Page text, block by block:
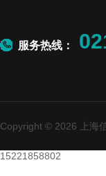
服务热线：
Copyright © 2026 上海
15221858802